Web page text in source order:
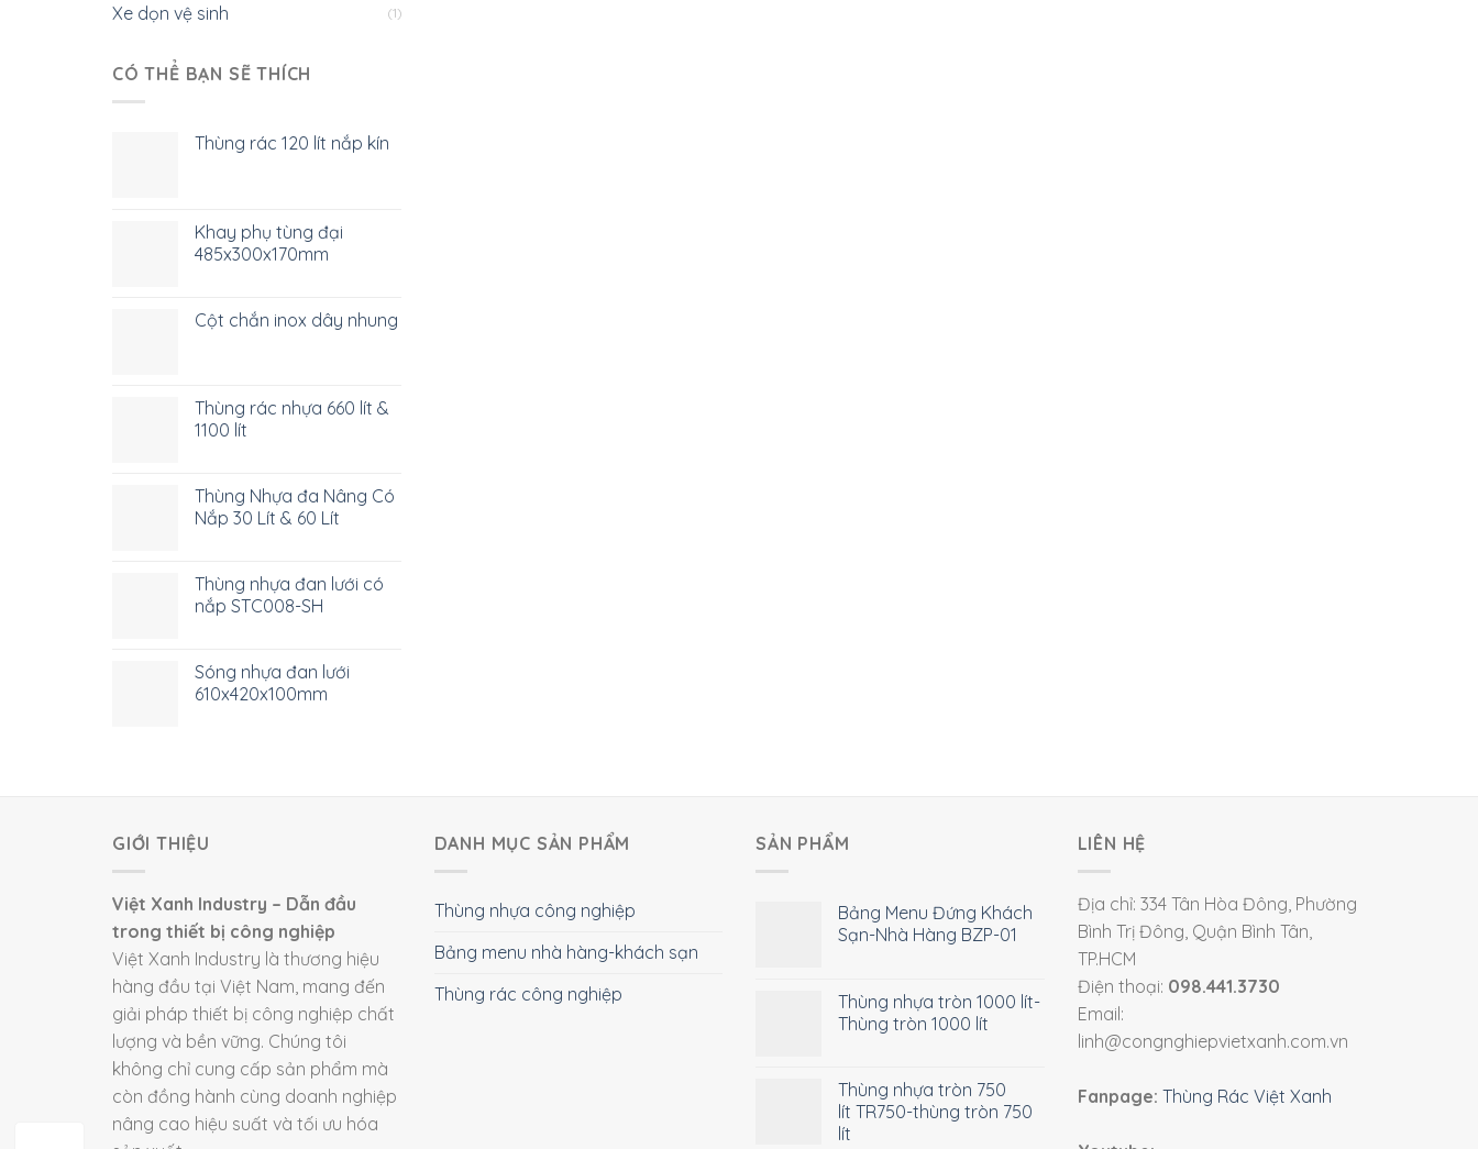
Xe dọn vệ sinh (1)
CÓ THỂ BẠN SẼ THÍCH
Thùng rác 120 lít nắp kín
Khay phụ tùng đại
485x300x170mm
Cột chắn inox dây nhung
Thùng rác nhựa 660 lít &
1100 lít
Thùng Nhựa đa Nâng Có
Nắp 30 Lít & 60 Lít
Thùng nhựa đan lưới có
nắp STC008-SH
Sóng nhựa đan lưới
610x420x100mm
GIỚI THIỆU
Việt Xanh Industry – Dẫn đầu
trong thiết bị công nghiệp
Việt Xanh Industry là thương hiệu
hàng đầu tại Việt Nam, mang đến
giải pháp thiết bị công nghiệp chất
lượng và bền vững. Chúng tôi
không chỉ cung cấp sản phẩm mà
còn đồng hành cùng doanh nghiệp
nâng cao hiệu suất và tối ưu hóa
DANH MỤC SẢN PHẨM
Thùng nhựa công nghiệp
Bảng menu nhà hàng-khách sạn
Thùng rác công nghiệp
SẢN PHẨM
Bảng Menu Đứng Khách
Sạn-Nhà Hàng BZP-01
Thùng nhựa tròn 1000 lít-
Thùng tròn 1000 lít
Thùng nhựa tròn 750
lít TR750-thùng tròn 750
lít
LIÊN HỆ
Địa chỉ: 334 Tân Hòa Đông, Phường
Bình Trị Đông, Quận Bình Tân,
TP.HCM
Điện thoại: 098.441.3730
Email:
linh@congnghiepvietxanh.com.vn
Fanpage: Thùng Rác Việt Xanh